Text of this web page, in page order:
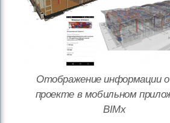
Отображение информации
проекте в мобильном
BIMx